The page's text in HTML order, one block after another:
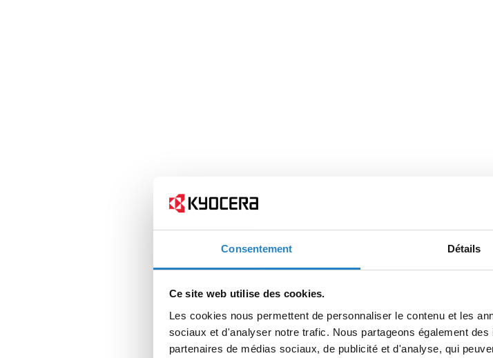
Consentement Détails
Ce site web utilise des cookies.
Les cookies nous permettent de personnaliser le contenu et les
sociaux et d'analyser notre trafic. Nous partageons également
partenaires de médias sociaux, de publicité et d'analyse, qui